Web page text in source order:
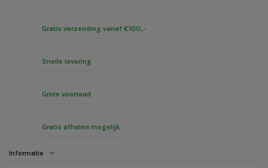
Gratis verzending vanaf €100,-
Snelle levering
Grote voorraad
Gratis afhalen mogelijk
Informatie